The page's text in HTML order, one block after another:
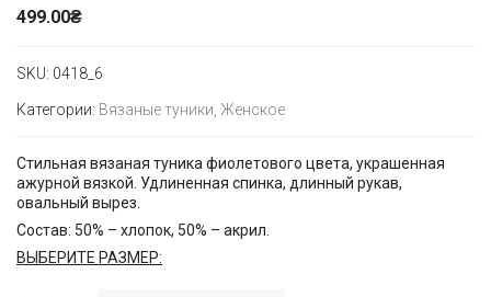
499.00₴
SKU: 0418_6
Категории: Вязаные туники, Женское
Стильная вязаная туника фиолетового цвета, украшенная
ажурной вязкой. Удлиненная спинка, длинный рукав,
овальный вырез.
Состав: 50% – хлопок, 50% – акрил.
ВЫБЕРИТЕ РАЗМЕР: